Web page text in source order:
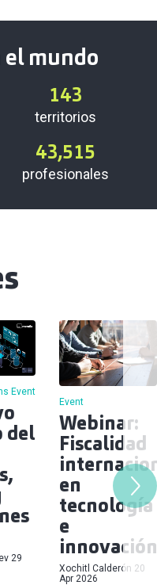
mundo
143
territorios
43,515
profesionales
Event
del
29
Event
Webinar:
Fiscalidad
en
tecnología
e
innovación
Xochitl Calderón 20
Apr 2026